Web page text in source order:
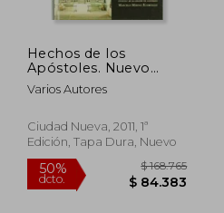
$ 78.021Hechos de los
Apóstoles. Nuevo
Testamento 5 (la Biblia
Comentada por los
Varios Autores
Ciudad Nueva, 2011, 1ª
Edición, Tapa Dura, Nuevo